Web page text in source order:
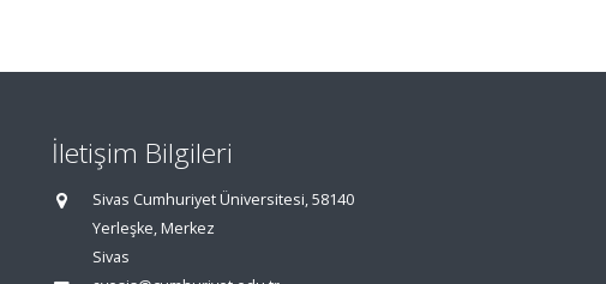
İletişim Bilgileri
Sivas Cumhuriyet Üniversitesi, 58140
Yerleşke, Merkez
Sivas